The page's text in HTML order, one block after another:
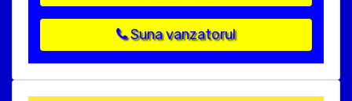
Suna vanzatorul